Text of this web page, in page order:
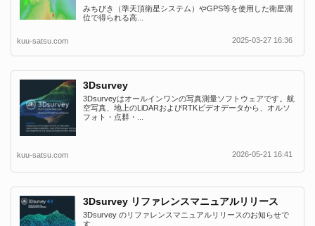
みちびき（準天頂衛星システム）やGPS等を使用した衛星測
位で得られる高...
kuu-satsu.com 2025-03-27 16:36
3Dsurvey
3Dsurveyはオールインワンの写真測量ソフトウェアです。航
空写真、地上のLiDARおよびRTKビデオデータから、オルソ
フォト・点群・...
kuu-satsu.com 2026-05-21 16:41
3Dsurvey リファレンスマニュアルリリース
3Dsurvey のリファレンスマニュアルリリースのお知らせで
す。